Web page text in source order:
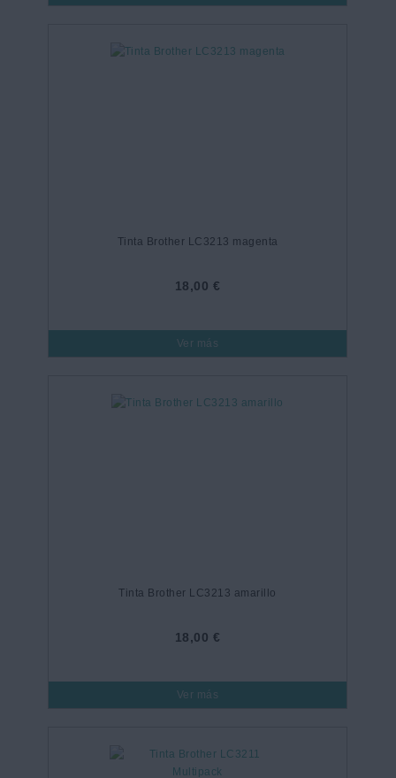
Tinta Brother LC3213 magenta
18,00 €
Ver más
Tinta Brother LC3213 amarillo
18,00 €
Ver más